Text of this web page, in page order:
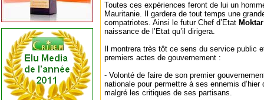
Toutes ces expériences feront de lui un
Mauritanie. Il gardera de tout temps une
compatriotes. Ainsi le futur Chef d’Etat
naissance de l’Etat qu’il dirigera.
Il montrera très tôt ce sens du service public
premiers actes de gouvernement :
- Volonté de faire de son premier
nationale pour permettre à ses ennemis d’hier
malgré les critiques de ses partisans.